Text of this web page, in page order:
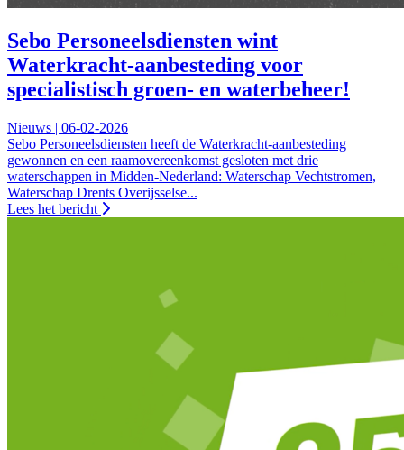
Sebo Personeelsdiensten wint
Waterkracht-aanbesteding voor
specialistisch groen- en waterbeheer!
Nieuws | 06-02-2026
Sebo Personeelsdiensten heeft de Waterkracht-aanbesteding
gewonnen en een raamovereenkomst gesloten met drie
waterschappen in Midden-Nederland: Waterschap Vechtstromen,
Waterschap Drents Overijsselse...
Lees het bericht